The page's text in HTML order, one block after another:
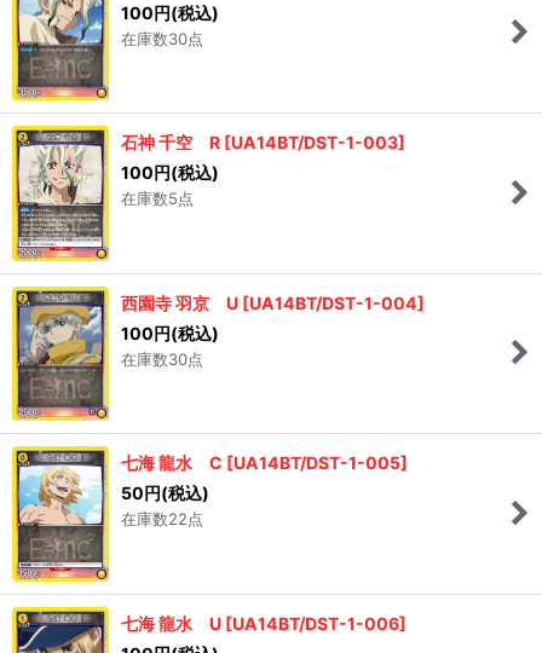
100円(税込)
在庫数30点
石神 千空 R [UA14BT/DST-1-003]
100円(税込)
在庫数5点
西園寺 羽京 U [UA14BT/DST-1-004]
100円(税込)
在庫数30点
七海 龍水 C [UA14BT/DST-1-005]
50円(税込)
在庫数22点
七海 龍水 U [UA14BT/DST-1-006]